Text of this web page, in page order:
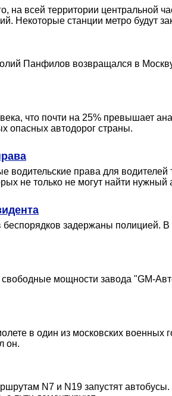
всей территории центральной
Некоторые станции метро будут
Панфилов возвращался в
что почти на 25% превышает
опасных автодорог страны.
права для
не только не могут найти
задержаны полицией.
мощности завода "GM-
в один из московских военных
он.
N7 и N19 запустят